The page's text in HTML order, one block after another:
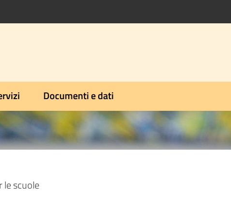
Documenti e dati
le scuole